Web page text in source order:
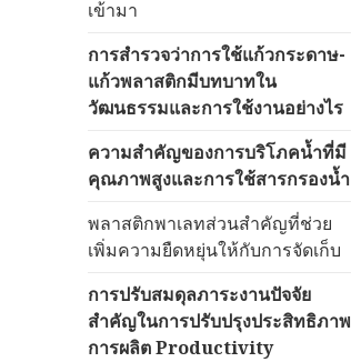
เข้ามา
การสำรวจว่าการใช้แก้วกระดาษ-
แก้วพลาสติกมีบทบาทใน
วัฒนธรรมและการใช้งานอย่างไร
ความสำคัญของการบริโภคน้ำที่มี
คุณภาพสูงและการใช้สารกรองน้ำ
พลาสติกพาเลทส่วนสำคัญที่ช่วย
เพิ่มความยืดหยุ่นให้กับการจัดเก็บ
การปรับสมดุลภาระงานปัจจัย
สำคัญในการปรับปรุงประสิทธิภาพ
การผลิต Productivity